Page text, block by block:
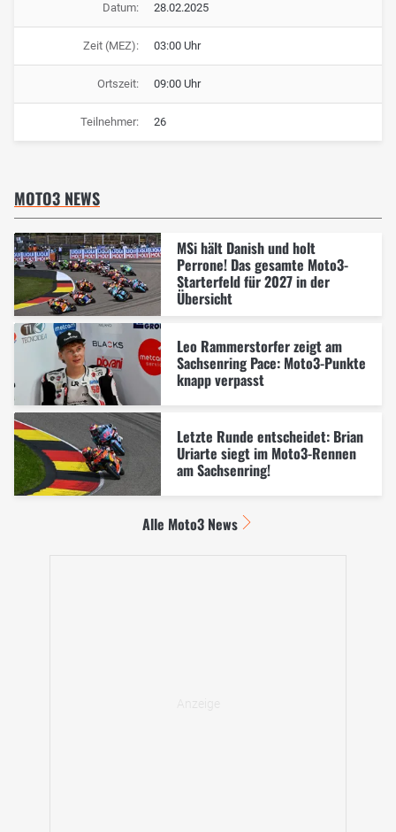
Datum: 28.02.2025
Zeit (MEZ): 03:00 Uhr
Ortszeit: 09:00 Uhr
Teilnehmer: 26
MOTO3 NEWS
MSi hält Danish und holt
Perrone! Das gesamte Moto3-
Starterfeld für 2027 in der
Übersicht
Leo Rammerstorfer zeigt am
Sachsenring Pace: Moto3-Punkte
knapp verpasst
Letzte Runde entscheidet: Brian
Uriarte siegt im Moto3-Rennen
am Sachsenring!
Alle Moto3 News